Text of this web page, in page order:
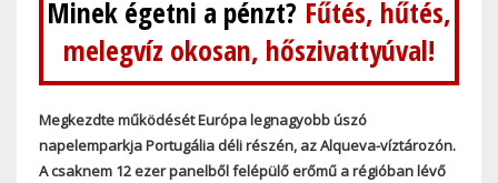
Minek égetni a pénzt? Fűtés, hűtés,
melegvíz okosan, hőszivattyúval!
Megkezdte működését Európa legnagyobb úszó
napelemparkja Portugália déli részén, az Alqueva-víztározón.
A csaknem 12 ezer panelből felépülő erőmű a régióban lévő